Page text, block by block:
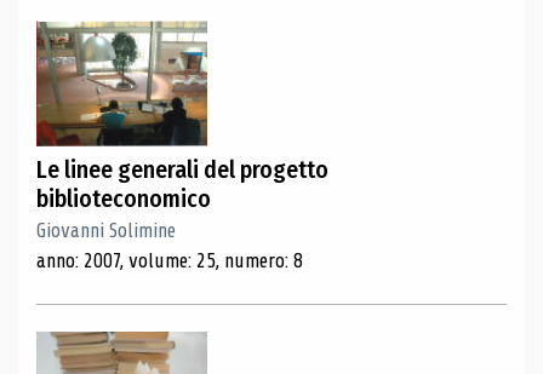
Le linee generali del progetto
biblioteconomico
Giovanni Solimine
anno: 2007, volume: 25, numero: 8